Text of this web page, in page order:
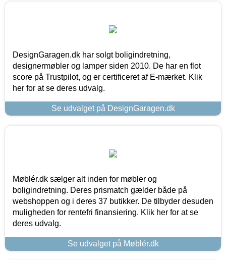
DesignGaragen.dk har solgt boligindretning,
designermøbler og lamper siden 2010. De har en flot
score på Trustpilot, og er certificeret af E-mærket. Klik
her for at se deres udvalg.
Se udvalget på DesignGaragen.dk
Møblér.dk sælger alt inden for møbler og
boligindretning. Deres prismatch gælder både på
webshoppen og i deres 37 butikker. De tilbyder desuden
muligheden for rentefri finansiering. Klik her for at se
deres udvalg.
Se udvalget på Møblér.dk